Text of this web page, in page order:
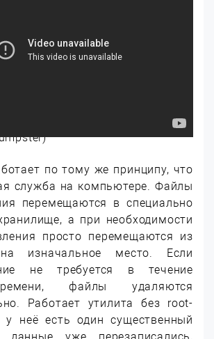
по тому же принципу, что
служба на компьютере. Файлы
перемещаются в специально
а при необходимости
просто перемещаются из
изначальное место. Если
не требуется в течение
файлы удаляются
Работает утилита без root-
у неё есть один существенный
данные уже перезаписались,